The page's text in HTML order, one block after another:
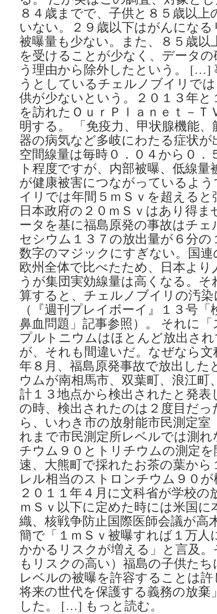
８４歳までで、子供と８５歳以
いない。２９歳以下はがんにな
被曝量も少ない。また、８５歳以
を受けることが少なく、データ
う理由から除外したという。 […]
うとしているチェルノブイリで
供が少ないという。２０１３年
を訪れたＯｕｒＰｌａｎｅｔ－Ｔ
明する。 「免疫力、甲状腺機能
器の病気など多岐にわたる症状
空間線量は毎時０．０４から０
ト程度ですが、内部被曝、低線
が健康被害につながっているよ
イリでは年間５ｍＳｖを超える
日本政府の２０ｍＳｖはあり得
ータを基に福島原発の事故はチ
セシウム１３７の放出量が６分
数字のマジックにすぎない。国
欧州全体で比べたため、日本よ
うが集団実効線量は高くなる。
算すると、チェルノブイリの汚
（『週刊プレイボーイ』１３号
鼻血問題」記事参照）。 それに
プルトニウムはほとんど放出さ
が、それも間違いだ。なぜなら
年８月、福島原発事故で放出し
ウムが南相馬市、双葉町、浪江町
計１３地点から検出されたと発
の時、検出されたのは２度目だっ
ら、いわき市の放射能市民測定
れまで市民測定所レベルでは測
チウム９０とトリチウムの測定
速、大熊町で採れたお茶の葉か
レル相当のストロンチウム９０
２０１１年４月に文科省が学校の
ｍＳｖ以下に定めた時には米国
織、核戦争防止国際医師会議が高
簡で「１ｍＳｖ被曝すれば１万人
かかるリスクが増える」と言及
もリスクの高い）福島の子供た
レベルの被曝を許容することは
将来の世代を保護する義務の放棄
した。 […] もっと読む。